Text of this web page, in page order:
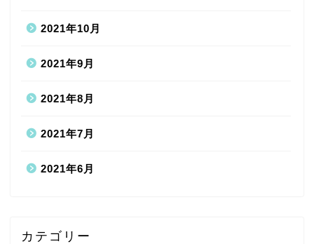
2021年10月
2021年9月
2021年8月
2021年7月
2021年6月
カテゴリー